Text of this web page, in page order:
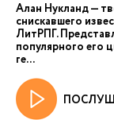
Алан Нукланд —
снискавшего
ЛитРПГ.
популярного его
ге...